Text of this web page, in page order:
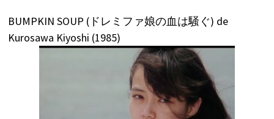
BUMPKIN SOUP (ドレミファ娘の血は騒ぐ) de
Kurosawa Kiyoshi (1985)